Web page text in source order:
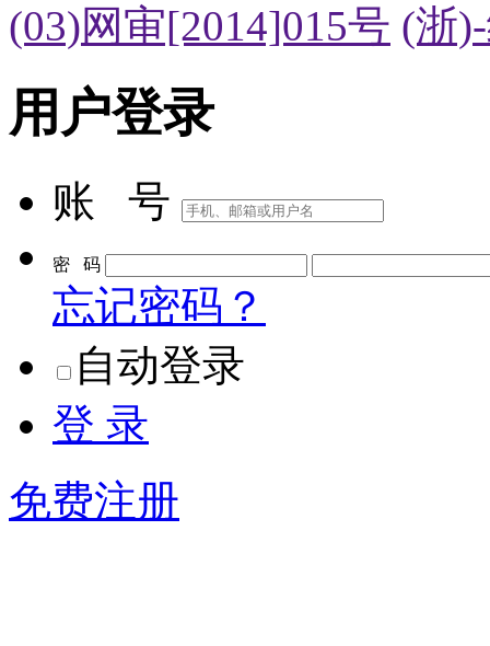
(03)网审[2014]015号 (浙
用户登录
账 号
密 码
忘记密码？
自动登录
登 录
免费注册